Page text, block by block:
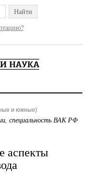
Найти
и южные)
специальность ВАК РФ
аспекты